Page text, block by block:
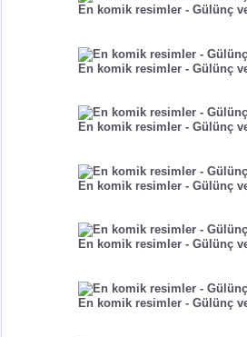
En komik resimler - Gülünç
En komik resimler - Gülünç
En komik resimler - Gülünç
En komik resimler - Gülünç
En komik resimler - Gülünç
En komik resimler - Gülünç